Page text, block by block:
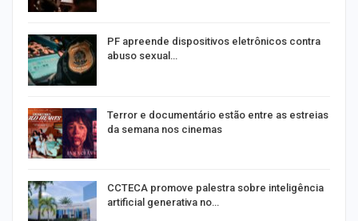
PF apreende dispositivos eletrônicos contra
abuso sexual…
Terror e documentário estão entre as estreias
da semana nos cinemas
CCTECA promove palestra sobre inteligência
artificial generativa no…